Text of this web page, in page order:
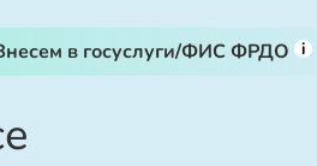
в госуслуги/ФИС ФРДО i